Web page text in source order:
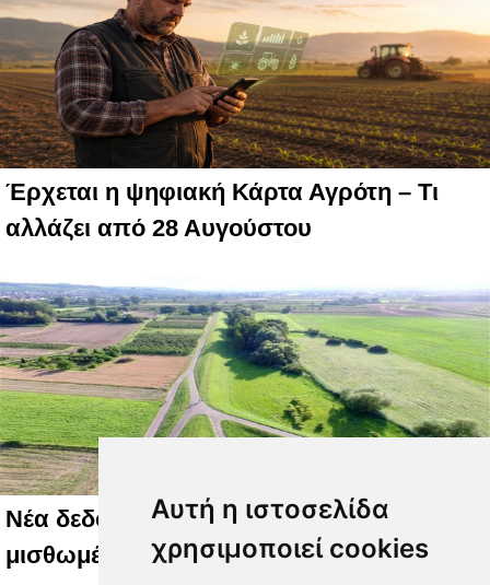
Αυτή η ιστοσελίδα
χρησιμοποιεί cookies
Έρχεται η ψηφιακή Κάρτα Αγρότη – Τι
αλλάζει από 28 Αυγούστου
Νέα δεδομένα για ΚΑΕΚ και ΑΤΑΚ στα
μισθωμένα χωράφια, οι εξαιρέσεις